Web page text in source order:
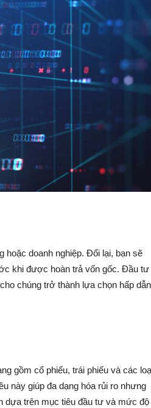
hoặc doanh nghiệp. Đổi lại, bạn sẽ
khi được hoàn trả vốn gốc. Đầu tư
chúng trở thành lựa chọn hấp dẫn
gồm cổ phiếu, trái phiếu và các
này giúp đa dạng hóa rủi ro nhưng
dựa trên mục tiêu đầu tư và mức độ